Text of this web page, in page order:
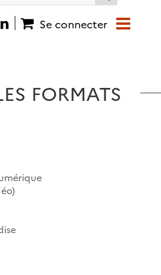
siteSe connecter
FORMATS